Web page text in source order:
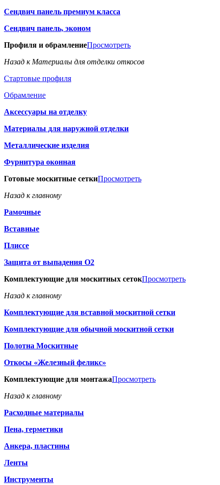
Сендвич панель премиум класса
Сендвич панель, эконом
Профиля и обрамлениеПросмотреть
Назад к Материалы для отделки откосов
Стартовые профиля
Обрамление
Аксессуары на отделку
Материалы для наружной отделки
Металлические изделия
Фурнитура оконная
Готовые москитные сеткиПросмотреть
Назад к главному
Рамочные
Вставные
Плиссе
Защита от выпадения О2
Комплектующие для москитных сетокПросмотреть
Назад к главному
Комплектующие для вставной москитной сетки
Комплектующие для обычной москитной сетки
Полотна Москитные
Откосы «Железный феликс»
Комплектующие для монтажаПросмотреть
Назад к главному
Расходные материалы
Пена, герметики
Анкера, пластины
Ленты
Инструменты